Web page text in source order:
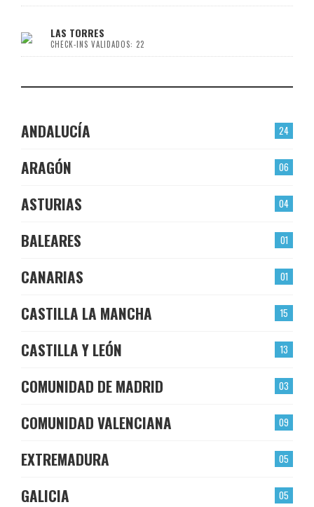
LAS TORRES
CHECK-INS VALIDADOS: 22
24
ANDALUCÍA
06
ARAGÓN
04
ASTURIAS
01
BALEARES
01
CANARIAS
15
CASTILLA LA MANCHA
13
CASTILLA Y LEÓN
03
COMUNIDAD DE MADRID
09
COMUNIDAD VALENCIANA
05
EXTREMADURA
05
GALICIA